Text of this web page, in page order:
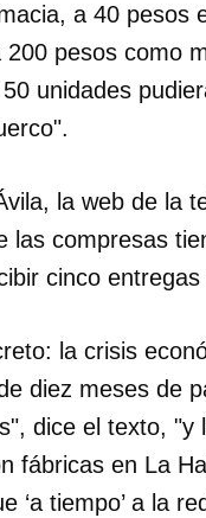
a 40 pesos
200 pesos como
unidades
la web de la
las compresas
cinco
la crisis
diez meses de
dice el texto, "y
fábricas en La
‘a tiempo’ a la